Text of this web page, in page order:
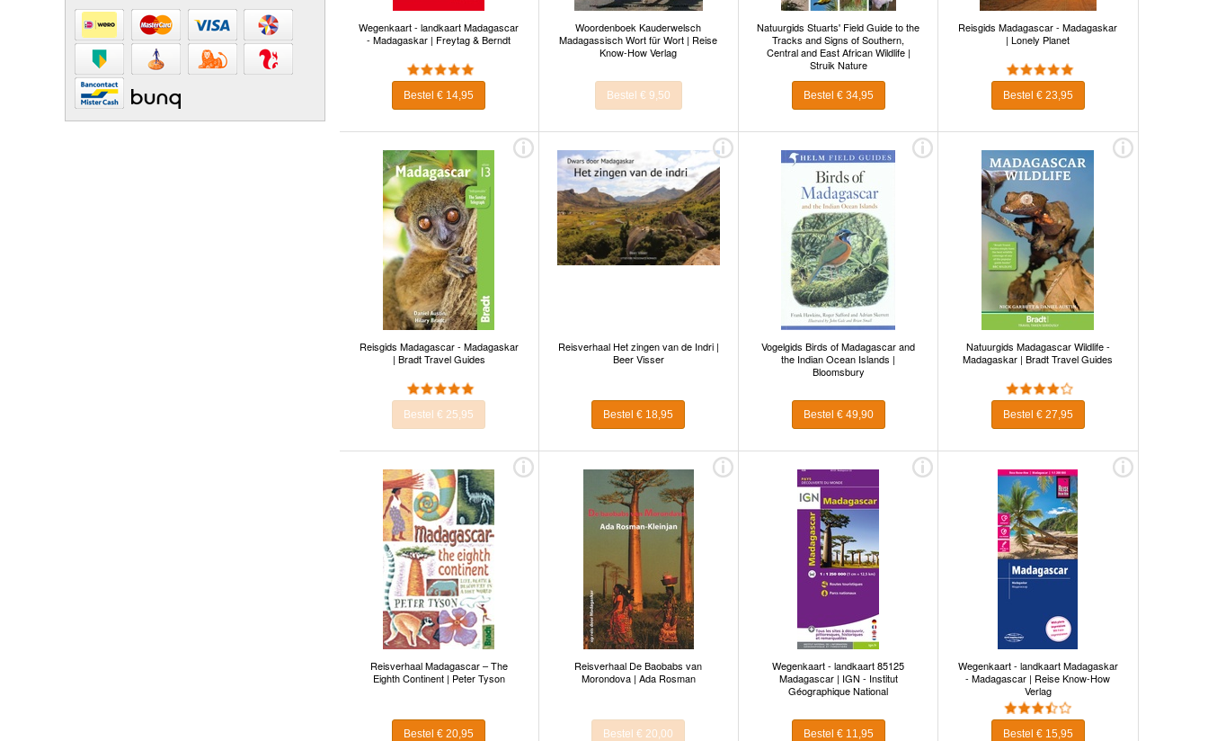
Wegenkaart - landkaart Madagascar
- Madagaskar | Freytag & Berndt
Bestel € 14,95
Woordenboek Kauderwelsch
Madagassisch Wort für Wort | Reise
Know-How Verlag
Bestel € 9,50
Natuurgids Stuarts' Field Guide to the
Tracks and Signs of Southern,
Central and East African Wildlife |
Struik Nature
Bestel € 34,95
Reisgids Madagascar - Madagaskar
| Lonely Planet
Bestel € 23,95
Reisgids Madagascar - Madagaskar
| Bradt Travel Guides
Bestel € 25,95
Reisverhaal Het zingen van de Indri |
Beer Visser
Bestel € 18,95
Vogelgids Birds of Madagascar and
the Indian Ocean Islands |
Bloomsbury
Bestel € 49,90
Natuurgids Madagascar Wildlife -
Madagaskar | Bradt Travel Guides
Bestel € 27,95
Reisverhaal Madagascar – The
Eighth Continent | Peter Tyson
Bestel € 20,95
Reisverhaal De Baobabs van
Morondova | Ada Rosman
Bestel € 20,00
Wegenkaart - landkaart 85125
Madagascar | IGN - Institut
Géographique National
Bestel € 11,95
Wegenkaart - landkaart Madagaskar
- Madagascar | Reise Know-How
Verlag
Bestel € 15,95